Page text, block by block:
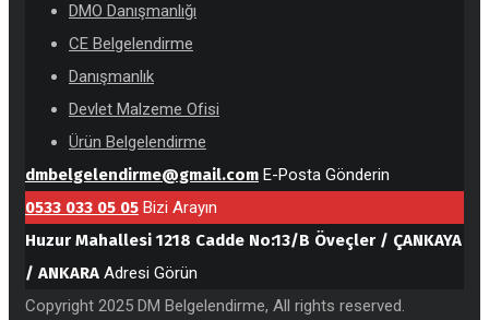
DMO Danışmanlığı
CE Belgelendirme
Danışmanlık
Devlet Malzeme Ofisi
Ürün Belgelendirme
dmbelgelendirme@gmail.com E-Posta Gönderin
0533 033 05 05 Bizi Arayın
Huzur Mahallesi 1218 Cadde No:13/B Öveçler / ÇANKAYA
/ ANKARA Adresi Görün
Copyright 2025 DM Belgelendirme, All rights reserved.